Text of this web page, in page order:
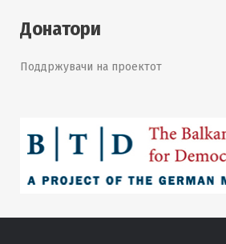
Донатори
Поддржувачи на проектот